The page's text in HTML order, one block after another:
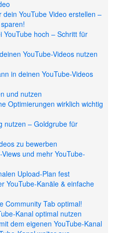
YouTube Video erstellen –
YouTube hoch – Schritt für
YouTube-Videos nutzen
in deinen YouTube-Videos
und nutzen
Optimierungen wirklich wichtig
nutzen – Goldgrube für
zu bewerben
und mehr YouTube-
Upload-Plan fest
YouTube-Kanäle & einfache
Community Tab optimal!
Kanal optimal nutzen
dem eigenen YouTube-Kanal